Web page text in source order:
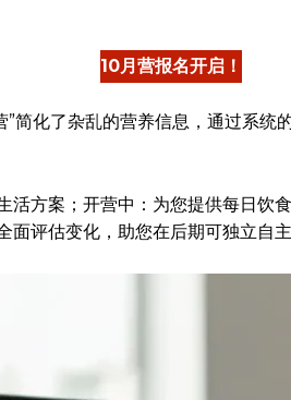
10月营报名开启！
简化了杂乱的营养信息，通过系
活方案；开营中：为您提供每日饮
评估变化，助您在后期可独立自